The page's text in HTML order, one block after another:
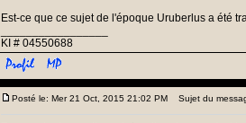
Est-ce que ce sujet de l'époque Uruberlus a été
KI # 04550688
Posté le: Mer 21 Oct, 2015 21:02 PM Sujet du